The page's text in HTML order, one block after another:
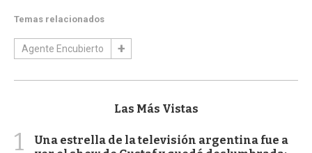
Temas relacionados
Agente Encubierto
Las Más Vistas
1
Una estrella de la televisión argentina fue a